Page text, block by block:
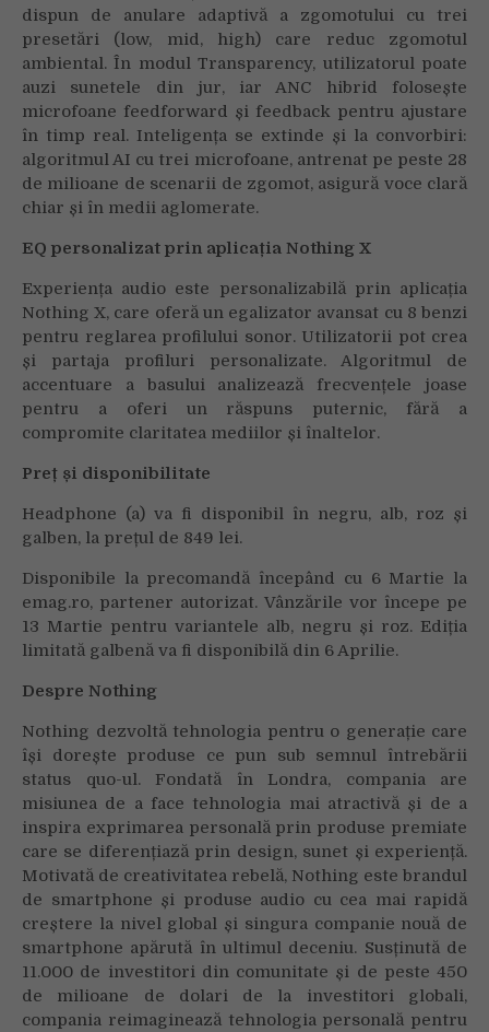
dispun de anulare adaptivă a zgomotului cu trei
presetări (low, mid, high) care reduc zgomotul
ambiental. În modul Transparency, utilizatorul poate
auzi sunetele din jur, iar ANC hibrid folosește
microfoane feedforward și feedback pentru ajustare
în timp real. Inteligența se extinde și la convorbiri:
algoritmul AI cu trei microfoane, antrenat pe peste 28
de milioane de scenarii de zgomot, asigură voce clară
chiar și în medii aglomerate.
EQ personalizat prin aplicația Nothing X
Experiența audio este personalizabilă prin aplicația
Nothing X, care oferă un egalizator avansat cu 8 benzi
pentru reglarea profilului sonor. Utilizatorii pot crea
și partaja profiluri personalizate. Algoritmul de
accentuare a basului analizează frecvențele joase
pentru a oferi un răspuns puternic, fără a
compromite claritatea mediilor și înaltelor.
Preț și disponibilitate
Headphone (a) va fi disponibil în negru, alb, roz și
galben, la prețul de 849 lei.
Disponibile la precomandă începând cu 6 Martie la
emag.ro, partener autorizat. Vânzările vor începe pe
13 Martie pentru variantele alb, negru și roz. Ediția
limitată galbenă va fi disponibilă din 6 Aprilie.
Despre Nothing
Nothing dezvoltă tehnologia pentru o generație care
își dorește produse ce pun sub semnul întrebării
status quo-ul. Fondată în Londra, compania are
misiunea de a face tehnologia mai atractivă și de a
inspira exprimarea personală prin produse premiate
care se diferențiază prin design, sunet și experiență.
Motivată de creativitatea rebelă, Nothing este brandul
de smartphone și produse audio cu cea mai rapidă
creștere la nivel global și singura companie nouă de
smartphone apărută în ultimul deceniu. Susținută de
11.000 de investitori din comunitate și de peste 450
de milioane de dolari de la investitori globali,
compania reimaginează tehnologia personală pentru